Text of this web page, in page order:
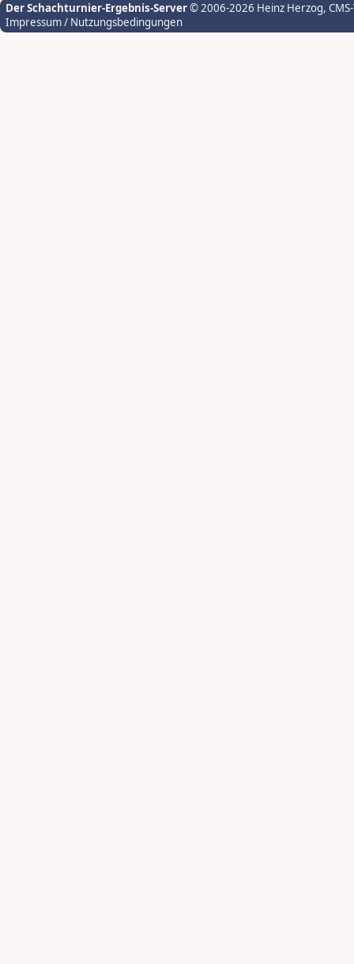
Der Schachturnier-Ergebnis-Server© 2006-2026 Heinz Herzog,
Impressum / Nutzungsbedingungen